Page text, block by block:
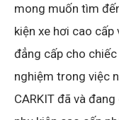
mong muốn tìm
kiện xe hơi cao
đẳng cấp cho
nghiệm trong việc
CARKIT đã và